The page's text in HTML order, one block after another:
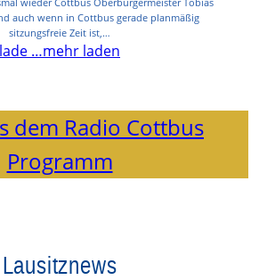
auch wenn in Cottbus gerade planmäßig
sitzungsfreie Zeit ist,…
lade …mehr laden
dem Radio Cottbus
Programm
Lausitznews